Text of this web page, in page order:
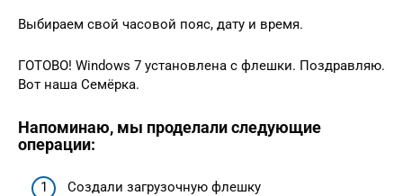
Выбираем свой часовой пояс, дату и время.
ГОТОВО! Windows 7 установлена с флешки. Поздравляю.
Вот наша Семёрка.
Напоминаю, мы проделали следующие
операции:
Создали загрузочную флешку